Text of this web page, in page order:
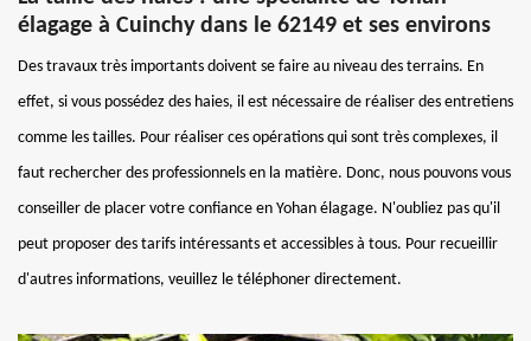
élagage à Cuinchy dans le 62149 et ses environs
Des travaux très importants doivent se faire au niveau des terrains. En
effet, si vous possédez des haies, il est nécessaire de réaliser des entretiens
comme les tailles. Pour réaliser ces opérations qui sont très complexes, il
faut rechercher des professionnels en la matière. Donc, nous pouvons vous
conseiller de placer votre confiance en Yohan élagage. N'oubliez pas qu'il
peut proposer des tarifs intéressants et accessibles à tous. Pour recueillir
d'autres informations, veuillez le téléphoner directement.